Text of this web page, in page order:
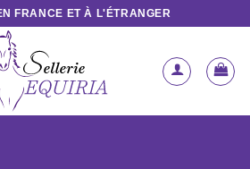
FRANCE ET À L'ÉTRANGER